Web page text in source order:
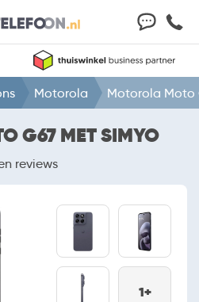
Motorola Motorola Moto
G67 MET SIMYO
reviews
1+